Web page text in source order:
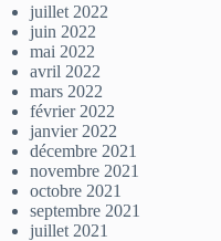
juillet 2022
juin 2022
mai 2022
avril 2022
mars 2022
février 2022
janvier 2022
décembre 2021
novembre 2021
octobre 2021
septembre 2021
juillet 2021